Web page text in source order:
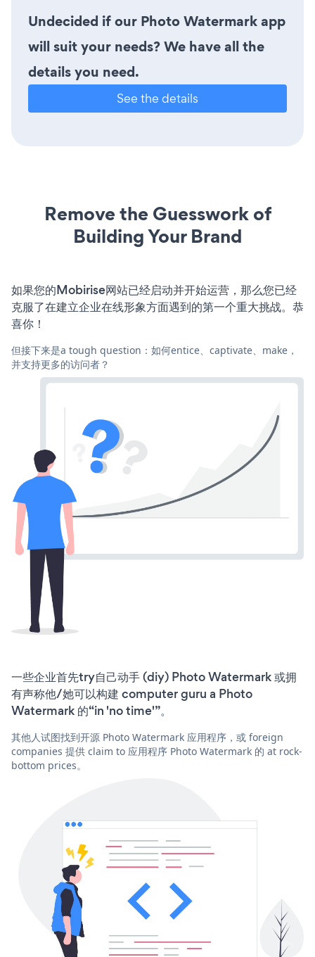
Undecided if our Photo Watermark app
will suit your needs? We have all the
details you need.
See the details
Remove the Guesswork of
Building Your Brand
如果您的Mobirise网站已经启动并开始运营，那么您已经
克服了在建立企业在线形象方面遇到的第一个重大挑战。恭
喜你！
但接下来是a tough question：如何entice、captivate、make，
并支持更多的访问者？
一些企业首先try自己动手 (diy) Photo Watermark 或拥
有声称他/她可以构建 computer guru a Photo
Watermark 的“in 'no time'”。
其他人试图找到开源 Photo Watermark 应用程序，或 foreign
companies 提供 claim to 应用程序 Photo Watermark 的 at rock-
bottom prices。